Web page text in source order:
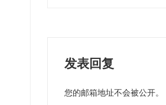
发表回复
您的邮箱地址不会被公开。